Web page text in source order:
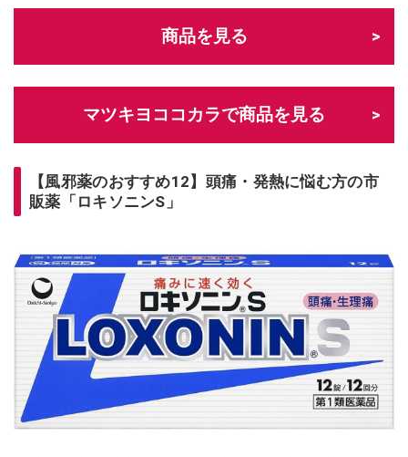
商品を見る
マツキヨココカラで商品を見る
【風邪薬のおすすめ12】頭痛・発熱に悩む方の市
販薬「ロキソニンS」